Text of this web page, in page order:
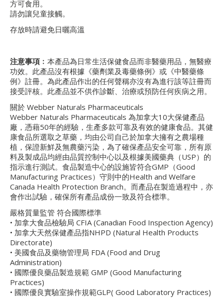
方可食用。
請勿讓兒童接觸。
存放時請避免日曬高溫
注意事項﹕ 本產品為日常生活保健食品而非醫藥用品，無醫療
功效。此產品沒有根據《藥劑業及毒藥條例》或《中醫藥條
例》註冊。為此產品作出的任何聲稱亦沒有為進行該等註冊而
接受評核。此產品並不供作診斷、治療或預防任何疾病之用。
關於 Webber Naturals Pharmaceuticals
Webber Naturals Pharmaceuticals 為加拿大10大保健產品
廠，憑藉50年的經驗，生產多款可靠及有效的健康食品。其健
康食品所選取之草藥，均由公司自己於加拿大擁有之農場種
植，保證新鮮及無農藥污染，為了確保產品安全可靠，所有原
料及製成品均經由品質控制中心以及根據美國藥典（USP）的
指示進行測試。食品製造中心的設施皆符合GMP（Good
Manufacturing Practices）守則中的Health and Welfare
Canada Health Protection Branch。而產品在製造過程中，亦
會作出試驗，確保所有產品成份一致及符合標準。
嚴格質量監管 符合國際標準
• 加拿大食品檢驗局 CFIA (Canadian Food Inspection Agency)
• 加拿大天然保健產品指NHPD (Natural Health Products
Directorate)
• 美國食品及藥物管理局 FDA (Food and Drug
Administration)
• 國際優良藥品製造規範 GMP (Good Manufacturing
Practices)
• 國際優良實驗室操作規範GLP( Good Laboratory Practices)